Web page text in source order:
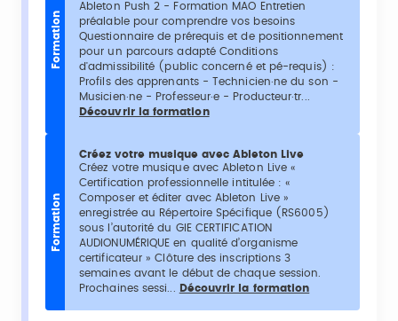
Formation
Ableton Push 2 - Formation MAO Entretien
préalable pour comprendre vos besoins
Questionnaire de prérequis et de positionnement
pour un parcours adapté Conditions
d'admissibilité (public concerné et pé-requis) :
Profils des apprenants - Technicien·ne du son -
Musicien·ne - Professeur·e - Producteur·tr...
Découvrir la formation
Formation
Créez votre musique avec Ableton Live
Créez votre musique avec Ableton Live «
Certification professionnelle intitulée : «
Composer et éditer avec Ableton Live »
enregistrée au Répertoire Spécifique (RS6005)
sous l’autorité du GIE CERTIFICATION
AUDIONUMÉRIQUE en qualité d’organisme
certificateur » Clôture des inscriptions 3
semaines avant le début de chaque session.
Prochaines sessi...
Découvrir la formation